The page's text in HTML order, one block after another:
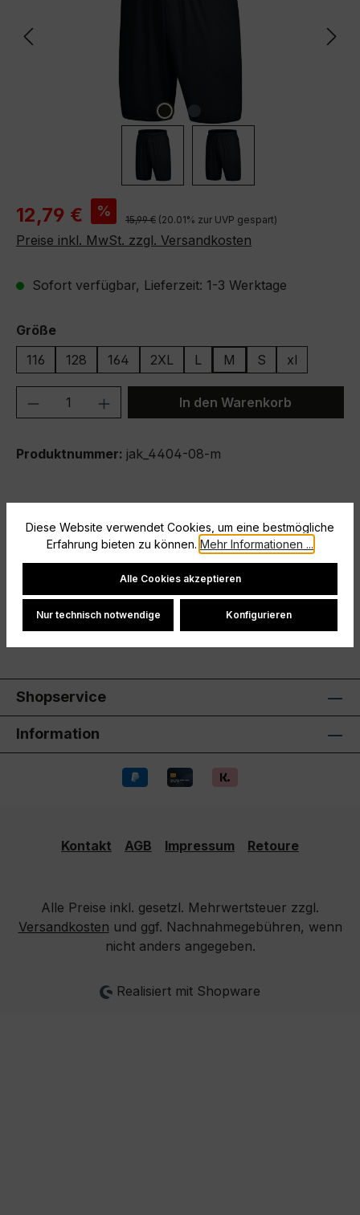
Verkaufspreis:
12,79 € % Regulärer Preis:
15,99 € (20.01% zur UVP gespart)
Preise inkl. MwSt. zzgl. Versandkosten
Sofort verfügbar, Lieferzeit: 1-3 Werktage
Größeauswählen
116
128 164 2XL L M S xl
Produkt Anzahl: Gib denIn den Warenkorb
Produktnummer: jak_4404-08-m
Beschreibung
Ohne InnenslipElastischer Bund mit Kordelzug
Bewertungen
Shopservice
Information
Kontakt AGB Impressum Retoure
Alle Preise inkl. gesetzl. Mehrwertsteuer zzgl.
Versandkosten und ggf. Nachnahmegebühren, wenn
nicht anders angegeben.
Realisiert mit Shopware
Diese Website verwendet Cookies, um eine bestmögliche
Erfahrung bieten zu können. Mehr Informationen ...
Cookie-Einstellungen
Alle Cookies akzeptieren
Nur technisch notwendige Konfigurieren